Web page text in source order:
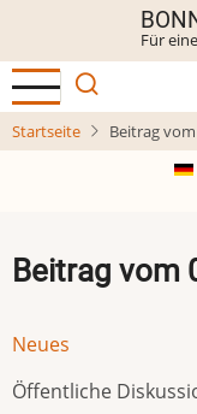
Inhalt
Für
Startseite Beitrag
Beitrag vom
Neues
Öffentliche